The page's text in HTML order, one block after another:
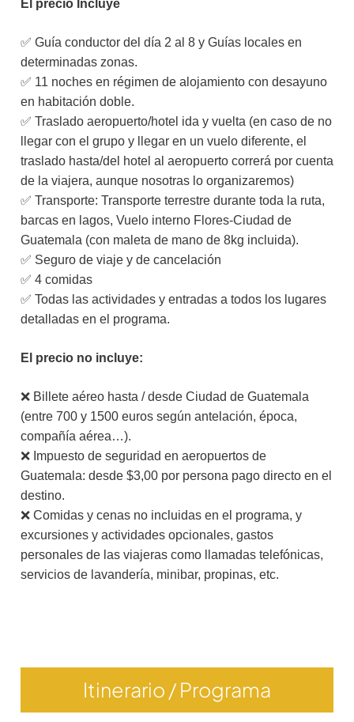
El precio Incluye
✅ Guía conductor del día 2 al 8 y Guías locales en
determinadas zonas.
✅ 11 noches en régimen de alojamiento con desayuno
en habitación doble.
✅ Traslado aeropuerto/hotel ida y vuelta (en caso de no
llegar con el grupo y llegar en un vuelo diferente, el
traslado hasta/del hotel al aeropuerto correrá por cuenta
de la viajera, aunque nosotras lo organizaremos)
✅ Transporte: Transporte terrestre durante toda la ruta,
barcas en lagos, Vuelo interno Flores-Ciudad de
Guatemala (con maleta de mano de 8kg incluida).
✅ Seguro de viaje y de cancelación
✅ 4 comidas
✅ Todas las actividades y entradas a todos los lugares
detalladas en el programa.
El precio no incluye:
❌ Billete aéreo hasta / desde Ciudad de Guatemala
(entre 700 y 1500 euros según antelación, época,
compañía aérea…).
❌ Impuesto de seguridad en aeropuertos de
Guatemala: desde $3,00 por persona pago directo en el
destino.
❌ Comidas y cenas no incluidas en el programa, y
excursiones y actividades opcionales, gastos
personales de las viajeras como llamadas telefónicas,
servicios de lavandería, minibar, propinas, etc.
Itinerario / Programa